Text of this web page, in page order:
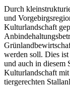
Durch
und
Kulturlandschaft
werden soll. Dies
und auch in diesem
Kulturlandschaft
tiergerechten